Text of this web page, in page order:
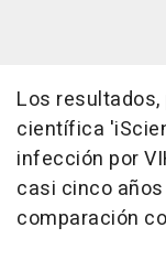
Los
científica
infección por
casi cinco
comparación